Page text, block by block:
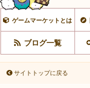
ゲームマーケットとは
ブログ一覧
サイトトップに戻る